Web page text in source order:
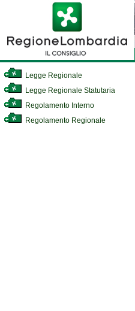
Legge Regionale
Legge Regionale Statutaria
Regolamento Interno
Regolamento Regionale